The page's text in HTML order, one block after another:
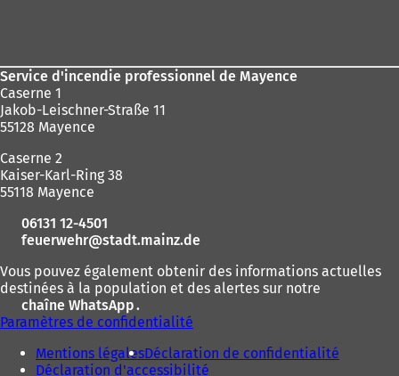
Service d'incendie professionnel de Mayence
Caserne 1
Jakob-Leischner-Straße 11
55128 Mayence
Caserne 2
Kaiser-Karl-Ring 38
55118 Mayence
06131 12-4501
feuerwehr
stadt.mainz de
Vous pouvez également obtenir des informations actuelles
destinées à la population et des alertes sur notre
chaîne WhatsApp(
S
o
.
Paramètres de confidentialité
Mentions légalesDéclaration de confidentialité
Déclaration d'accessibilité